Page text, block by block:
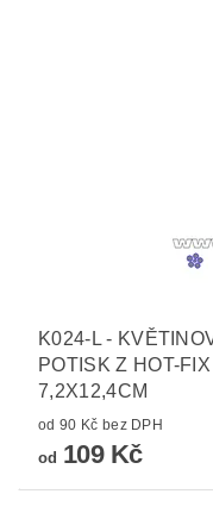
K024-L -
POTISK Z HOT-
7,2X12,4CM
od 90 Kč bez DPH
od 109 Kč